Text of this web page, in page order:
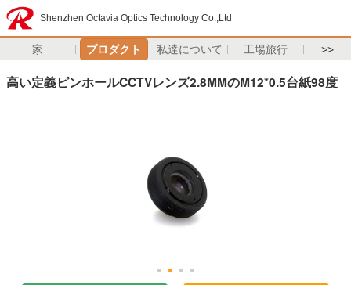
Shenzhen Octavia Optics Technology Co.,Ltd
家 プロダクト 私達について 工場旅行 >>
高い定義ピンホールCCTVレンズ2.8MMのM12*0.5台紙98度